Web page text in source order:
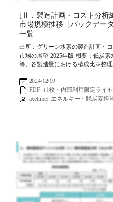
[Ⅱ．製造計画・コスト分析
市場規模推移［バックデー
一覧
出所：グリーン水素の製造計画・
市場の展望 2025年版 概要：低炭
等、各製造量における構成比を整理
2024/12/19
PDF（1枚・内部利用限定ライセ
axetimes エネルギー・脱炭素担